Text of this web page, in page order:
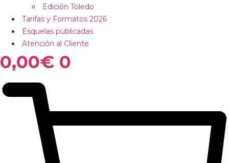
Edición Toledo
Tarifas y Formatos 2026
Esquelas publicadas
Atención al Cliente
0,00€ 0